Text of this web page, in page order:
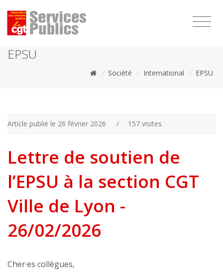
EPSU
/ Société / International / EPSU
Article publié le 26 février 2026 / 157 visites
Lettre de soutien de
l’EPSU à la section CGT
Ville de Lyon -
26/02/2026
Cher·es collègues,